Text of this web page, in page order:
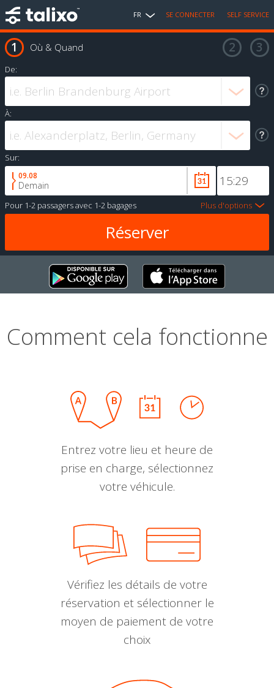
FR SE CONNECTER SELF SERVICE
Où & Quand
De:
À:
Sur:
09.08
Demain
Pour 1-2 passagersavec 1-2 bagages Plus d'options
Comment cela fonctionne
Entrez votre lieu et heure de
prise en charge, sélectionnez
votre véhicule.
Vérifiez les détails de votre
réservation et sélectionner le
moyen de paiement de votre
choix